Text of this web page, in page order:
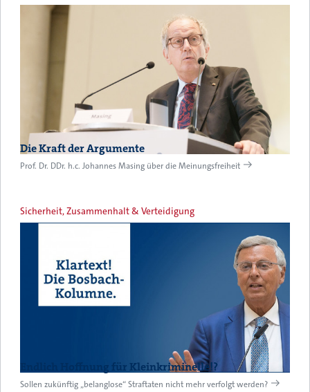
Die Kraft der Argumente
Prof. Dr. DDr. h.c. Johannes Masing über die Meinungsfreiheit
Sicherheit, Zusammenhalt & Verteidigung
Endlich Hoffnung für Kleinkriminelle!?
Sollen zukünftig „belanglose“ Straftaten nicht mehr verfolgt werden?